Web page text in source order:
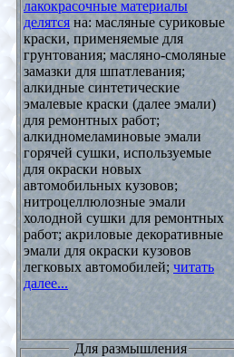
лакокрасочные материалы
делятся на: масляные суриковые
краски, применяемые для
грунтования; масляно-смоляные
замазки для шпатлевания;
алкидные синтетические
эмалевые краски (далее эмали)
для ремонтных работ;
алкидномеламиновые эмали
горячей сушки, используемые
для окраски новых
автомобильных кузовов;
нитроцеллюлозные эмали
холодной сушки для ремонтных
работ; акриловые декоративные
эмали для окраски кузовов
легковых автомобилей; читать
далее...
Для размышления